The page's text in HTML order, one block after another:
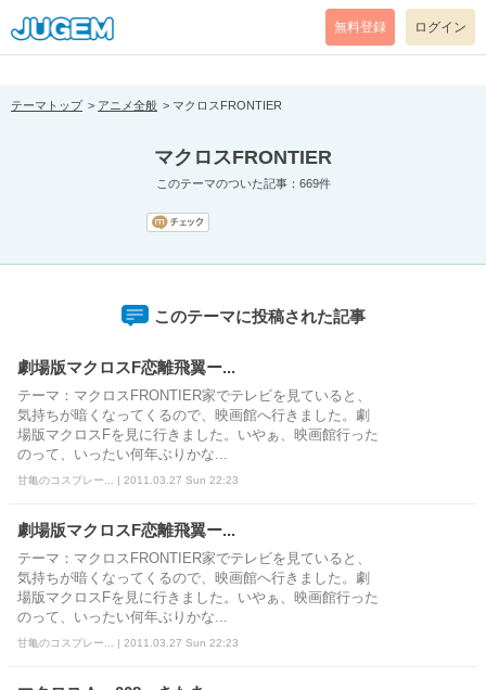
[pear_error: message="Success" code=0 mode=return level=notice
prefix="" info=""]
無料登録 ログイン
テーマトップ アニメ全般 マクロスFRONTIER
マクロスFRONTIER
このテーマのついた記事：669件
このテーマに投稿された記事
劇場版マクロスF恋離飛翼ー...
テーマ：マクロスFRONTIER家でテレビを見ていると、
気持ちが暗くなってくるので、映画館へ行きました。劇
場版マクロスFを見に行きました。いやぁ、映画館行った
のって、いったい何年ぶりかな...
甘亀のコスプレー... | 2011.03.27 Sun 22:23
劇場版マクロスF恋離飛翼ー...
テーマ：マクロスFRONTIER家でテレビを見ていると、
気持ちが暗くなってくるので、映画館へ行きました。劇
場版マクロスFを見に行きました。いやぁ、映画館行った
のって、いったい何年ぶりかな...
甘亀のコスプレー... | 2011.03.27 Sun 22:23